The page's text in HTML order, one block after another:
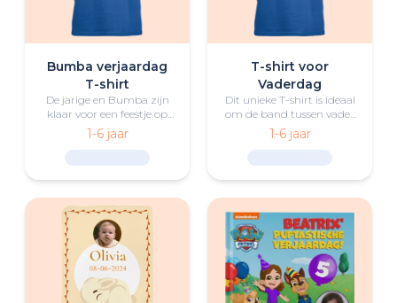
Bumba verjaardag
T-shirt
De jarige en Bumba zijn
klaar voor een feestje op
dit leuke gepersonaliseerde
T-shirt met leeftijd!
1-6 jaar
T-shirt voor
Vaderdag
Dit unieke T-shirt is ideaal
om de band tussen vader
en kind te vieren.
1-6 jaar